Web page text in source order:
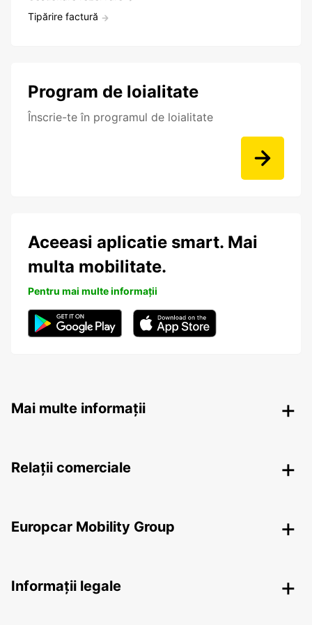
Tipărire factură
Program de loialitate
Înscrie-te în programul de loialitate
Aceeasi aplicatie smart. Mai
multa mobilitate.
Pentru mai multe informații
Mai multe informații
Relații comerciale
Europcar Mobility Group
Informații legale